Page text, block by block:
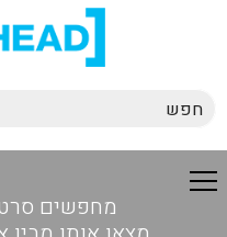
מחפשים